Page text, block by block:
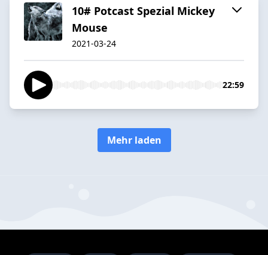
10# Potcast Spezial Mickey
Mouse
2021-03-24
22:59
Mehr laden